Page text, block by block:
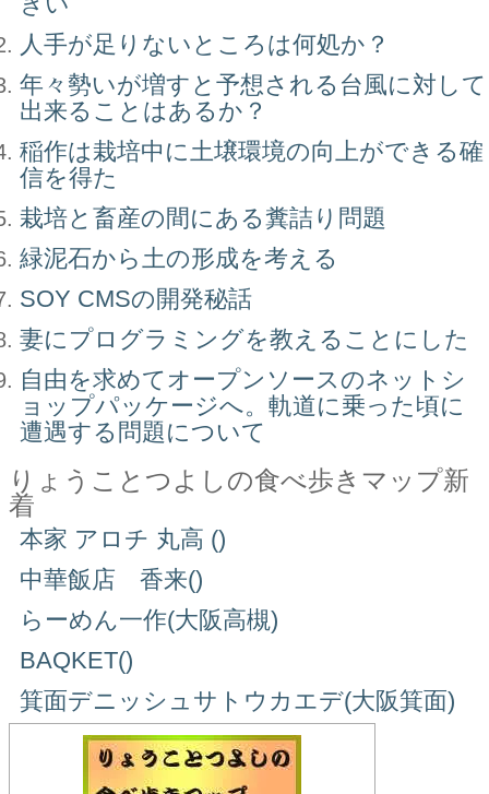
人手が足りないところは何処か？
年々勢いが増すと予想される台風に対して
出来ることはあるか？
稲作は栽培中に土壌環境の向上ができる確
信を得た
栽培と畜産の間にある糞詰り問題
緑泥石から土の形成を考える
SOY CMSの開発秘話
妻にプログラミングを教えることにした
自由を求めてオープンソースのネットシ
ョップパッケージへ。軌道に乗った頃に
遭遇する問題について
りょうことつよしの食べ歩きマップ新
着
本家 アロチ 丸高 ()
中華飯店 香来()
らーめん一作(大阪高槻)
BAQKET()
箕面デニッシュサトウカエデ(大阪箕面)